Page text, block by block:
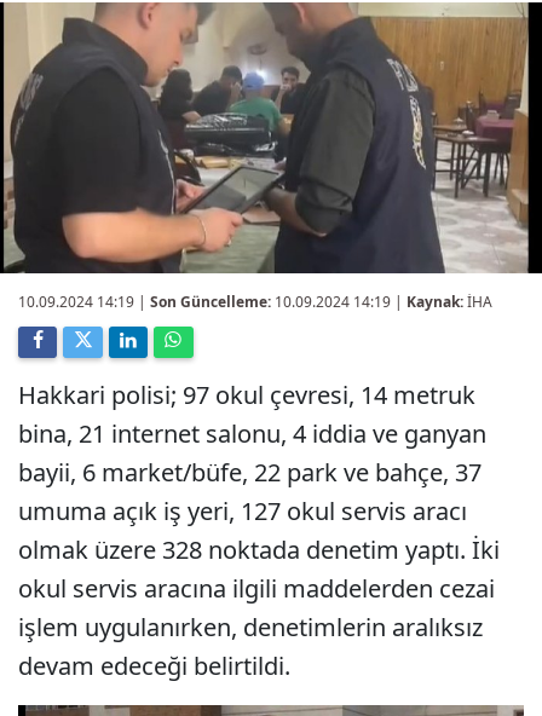
10.09.2024 14:19 | Son Güncelleme: 10.09.2024 14:19 | Kaynak:İHA
Hakkari polisi; 97 okul çevresi, 14 metruk
bina, 21 internet salonu, 4 iddia ve ganyan
bayii, 6 market/büfe, 22 park ve bahçe, 37
umuma açık iş yeri, 127 okul servis aracı
olmak üzere 328 noktada denetim yaptı. İki
okul servis aracına ilgili maddelerden cezai
işlem uygulanırken, denetimlerin aralıksız
devam edeceği belirtildi.